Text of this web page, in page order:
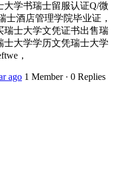
学书瑞士留服认证Q/微
士酒店管理学院毕业证，
瑞士大学文凭证书出售瑞
大学学历文凭瑞士大学
，
ago 1 Member · 0 Replies